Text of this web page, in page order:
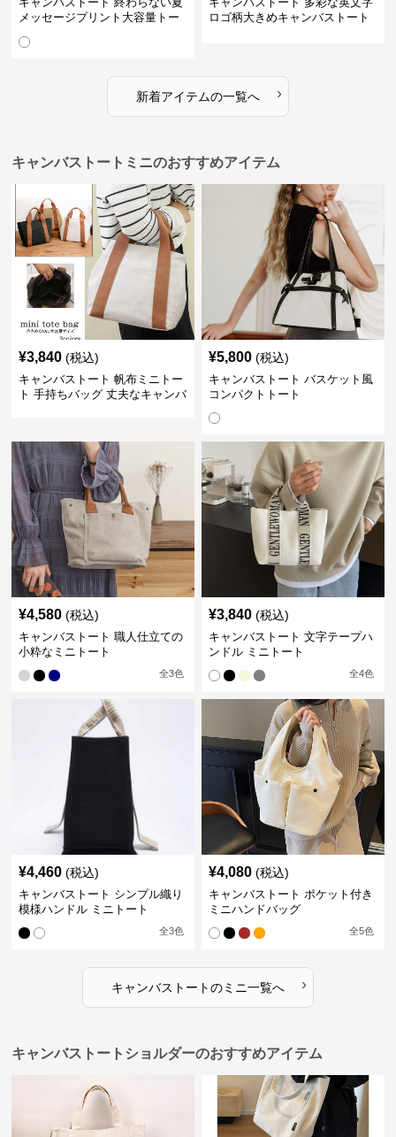
メッセージプリント大容量トー
ロゴ柄大きめキャンバストート
新着アイテムの一覧へ ›
キャンバストートミニのおすすめアイテム
¥3,840 (税込)
キャンバストート 帆布ミニトー
ト 手持ちバッグ 丈夫なキャンバ
¥5,800 (税込)
キャンバストート バスケット風
コンパクトトート
¥4,580 (税込)
キャンバストート 職人仕立ての
小粋なミニトート
全3色
¥3,840 (税込)
キャンバストート 文字テープハ
ンドル ミニトート
全4色
¥4,460 (税込)
キャンバストート シンプル織り
模様ハンドル ミニトート
全3色
¥4,080 (税込)
キャンバストート ポケット付き
ミニハンドバッグ
全5色
キャンバストートのミニ一覧へ ›
キャンバストートショルダーのおすすめアイテム